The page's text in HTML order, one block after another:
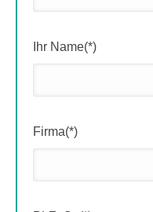
Ihr Name(*)
Firma(*)